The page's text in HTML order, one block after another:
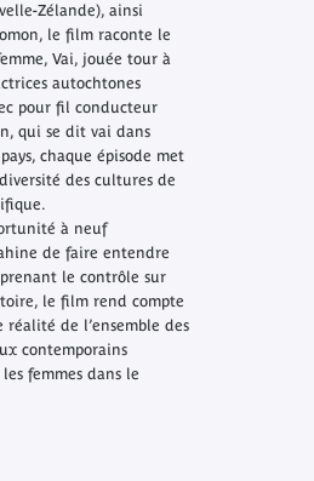
Zélande), ainsi
le film raconte le
Vai, jouée tour à
autochtones
pour fil conducteur
qui se dit vai dans
chaque épisode met
des cultures de
à neuf
de faire entendre
le contrôle sur
le film rend compte
réalité de l’ensemble des
contemporains
femmes dans le